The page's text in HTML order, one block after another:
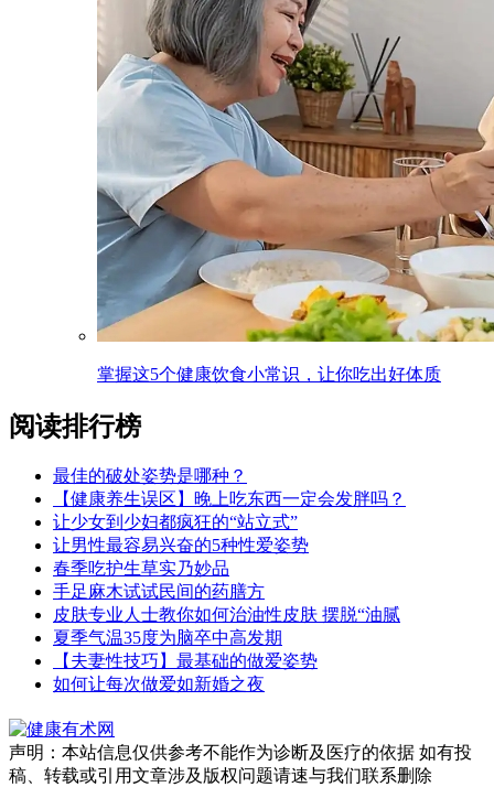
掌握这5个健康饮食小常识，让你吃出好体质
阅读排行榜
最佳的破处姿势是哪种？
【健康养生误区】晚上吃东西一定会发胖吗？
让少女到少妇都疯狂的“站立式”
让男性最容易兴奋的5种性爱姿势
春季吃护生草实乃妙品
手足麻木试试民间的药膳方
皮肤专业人士教你如何治油性皮肤 摆脱“油腻
夏季气温35度为脑卒中高发期
【夫妻性技巧】最基础的做爱姿势
如何让每次做爱如新婚之夜
声明：本站信息仅供参考不能作为诊断及医疗的依据 如有投
稿、转载或引用文章涉及版权问题请速与我们联系删除